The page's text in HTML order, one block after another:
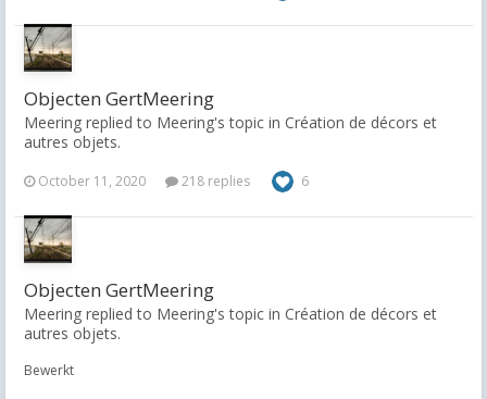
Objecten GertMeering
Meering replied to Meering's topic in Création de décors et
autres objets.
October 11, 2020 218 replies 6
Objecten GertMeering
Meering replied to Meering's topic in Création de décors et
autres objets.
Bewerkt